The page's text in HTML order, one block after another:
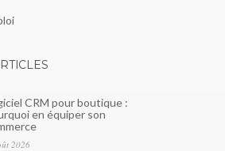
CRM pour boutique :
en équiper son
2026